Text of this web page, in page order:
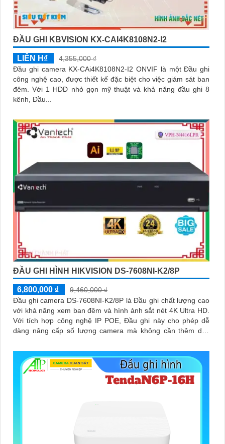
ĐẦU GHI KBVISION KX-CAI4K8108N2-I2
LIÊN H₫
4,355,000 ₫
Đầu ghi camera KX-CAi4K8108N2-I2 ONVIF là một Đầu ghi
công nghệ cao, được thiết kế đặc biệt cho việc giám sát ban
đêm. Với 1 HDD nhỏ gọn mỹ thuật và khả năng đầu ghi 8
kênh, Đầu...
ĐẦU GHI HÌNH HIKVISION DS-7608NI-K2/8P
6,800,000 ₫
9,460,000 ₫
Đầu ghi camera DS-7608NI-K2/8P là Đầu ghi chất lượng cao
với khả năng xem ban đêm và hình ảnh sắt nét 4K Ultra HD.
Với tích hợp công nghệ IP POE, Đầu ghi này cho phép dễ
dàng nâng cấp số lượng camera mà không cần thêm dây